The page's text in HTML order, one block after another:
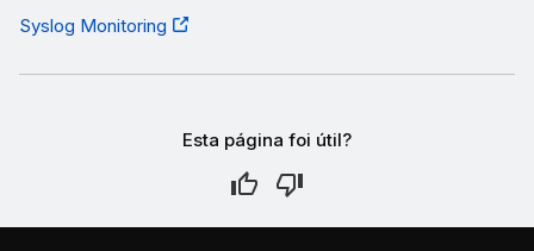
Syslog Monitoring
Esta página foi útil?